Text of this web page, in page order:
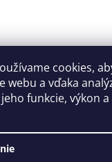
cookies,
a vďaka
funkcie, výkon a